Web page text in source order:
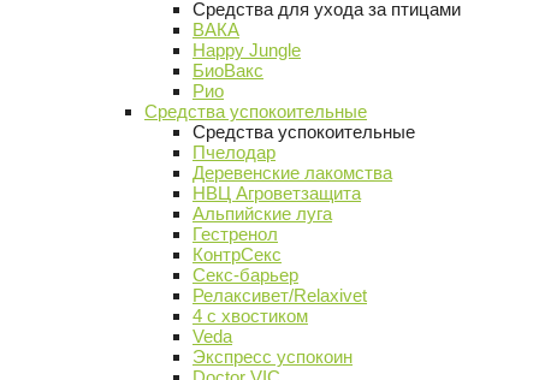
Средства для ухода за птицами
ВАКА
Happy Jungle
БиоВакс
Рио
Средства успокоительные
Средства успокоительные
Пчелодар
Деревенские лакомства
НВЦ Агроветзащита
Альпийские луга
Гестренол
КонтрСекс
Секс-барьер
Релаксивет/Relaxivet
4 с хвостиком
Veda
Экспресс успокоин